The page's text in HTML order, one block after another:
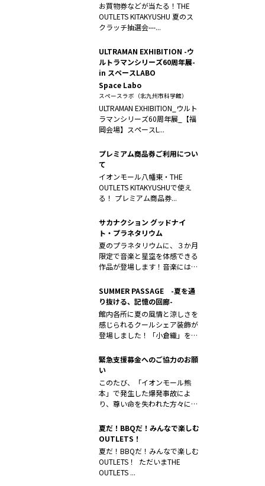
お買物券などが当たる！THE
OUTLETS KITAKYUSHU 夏のス
クラッチ抽選会---...
ULTRAMAN EXHIBITION -ウ
ルトラマンシリーズ60周年展-
in スペースLABO
Space Labo
スペースラボ（北九州市科学館）
ULTRAMAN EXHIBITION_ウルト
ラマンシリーズ60周年展_【福
岡会場】スペースL...
プレミアム商品券ご利用につい
て
イオンモール八幡東・THE
OUTLETS KITAKYUSHUで使え
る！ プレミアム商品券...
サカナクション グッドナイ
ト・プラネタリウム
夏のプラネタリウムに、３か月
限定で音楽と星空を体感できる
作品が登場します！音楽には、
SUMMER PASSAGE -夏を通
り抜ける、記憶の回廊-
館内各所に夏の風情と涼しさを
感じられるクールシェア装飾が
登場しました！「小倉織」をモ
緊急支援募金へのご協力のお願
い
このたび、「イオンモール熊
本」で発生した爆発事故によ
り、尊い命を失われた方々に対
夏だ！BBQだ！みんなで楽しむ
OUTLETS！
夏だ！BBQだ！みんなで楽しむ
OUTLETS！ ただいまTHE
OUTLETS ...